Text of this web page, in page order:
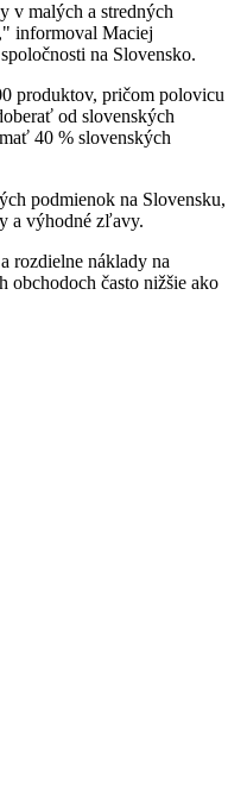
v malých a stredných
informoval Maciej
na Slovensko.
produktov, pričom polovicu
od slovenských
40 % slovenských
podmienok na Slovensku,
a výhodné zľavy.
rozdielne náklady na
obchodoch často nižšie ako